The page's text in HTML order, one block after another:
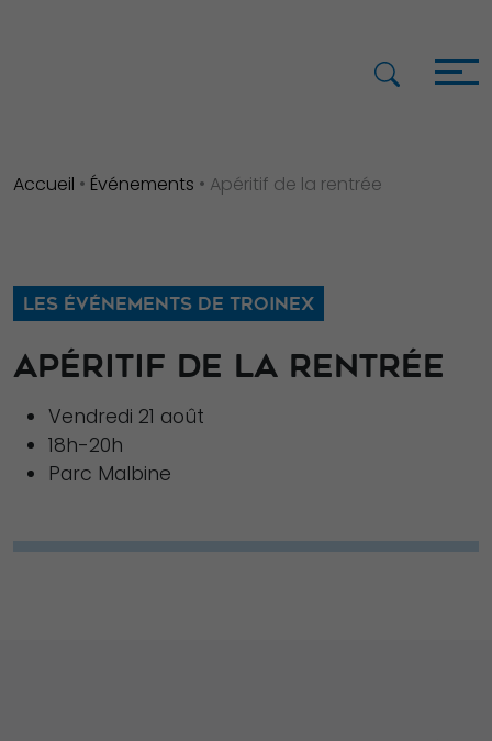
Accueil • Événements • Apéritif de la rentrée
LES ÉVÉNEMENTS DE TROINEX
APÉRITIF DE LA RENTRÉE
Vendredi 21 août
18h-20h
Parc Malbine